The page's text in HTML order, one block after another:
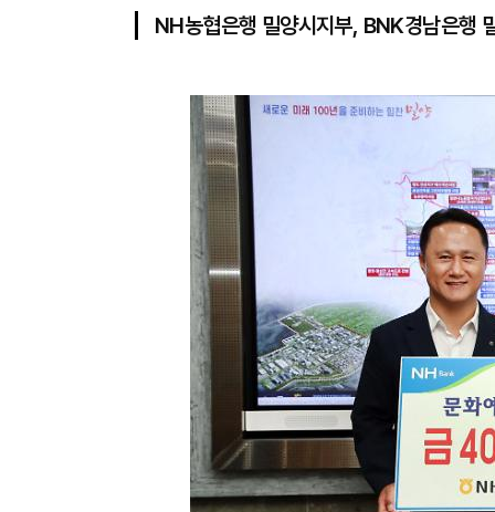
NH농협은행 밀양시지부, BNK경남은